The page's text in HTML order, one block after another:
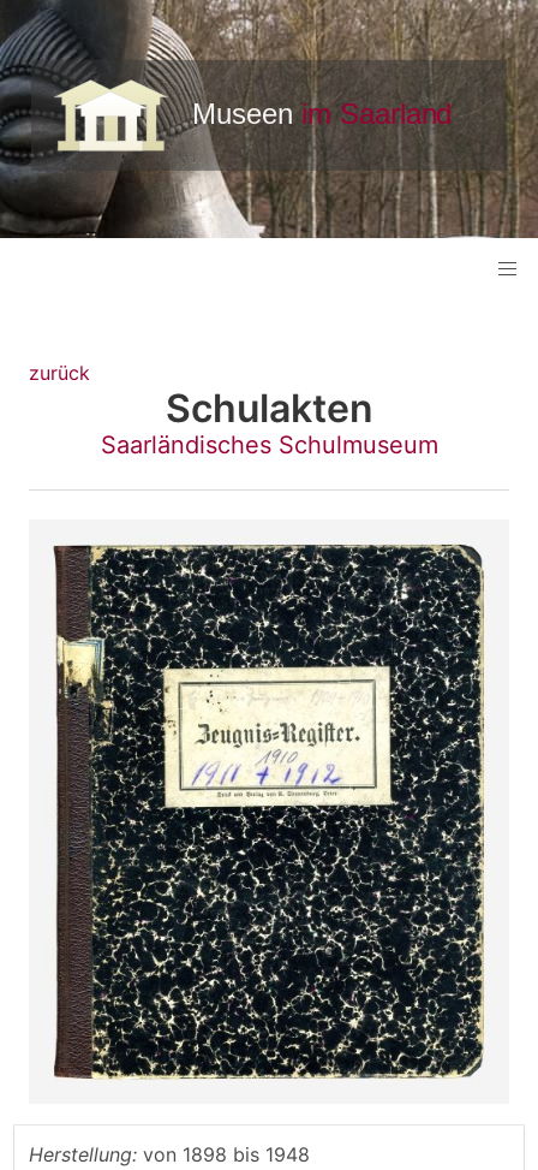
zurück
Schulakten
Saarländisches Schulmuseum
Herstellung: von 1898 bis 1948